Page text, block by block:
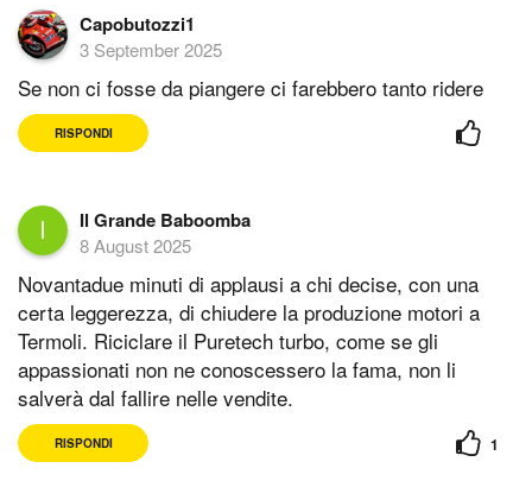
Capobutozzi1
3 September 2025
Se non ci fosse da piangere ci farebbero tanto ridere
RISPONDI
Il Grande Baboomba
8 August 2025
Novantadue minuti di applausi a chi decise, con una
certa leggerezza, di chiudere la produzione motori a
Termoli. Riciclare il Puretech turbo, come se gli
appassionati non ne conoscessero la fama, non li
salverà dal fallire nelle vendite.
RISPONDI 1